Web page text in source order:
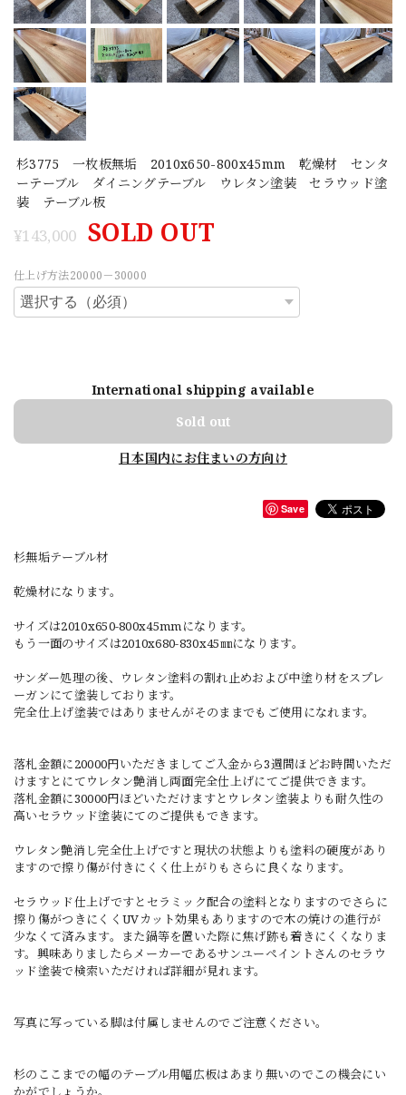
杉3775 一枚板無垢 2010x650-800x45mm 乾燥材 センタ
ーテーブル ダイニングテーブル ウレタン塗装 セラウッド塗
装 テーブル板
¥143,000 SOLD OUT
仕上げ方法20000－30000
International shipping available
Sold out
日本国内にお住まいの方向け
Save
杉無垢テーブル材
乾燥材になります。
サイズは2010x650-800x45mmになります。
もう一面のサイズは2010x680-830x45㎜になります。
サンダー処理の後、ウレタン塗料の割れ止めおよび中塗り材をスプレ
ーガンにて塗装しております。
完全仕上げ塗装ではありませんがそのままでもご使用になれます。
落札金額に20000円いただきましてご入金から3週間ほどお時間いただ
けますとにてウレタン艶消し両面完全仕上げにてご提供できます。
落札金額に30000円ほどいただけますとウレタン塗装よりも耐久性の
高いセラウッド塗装にてのご提供もできます。
ウレタン艶消し完全仕上げですと現状の状態よりも塗料の硬度があり
ますので擦り傷が付きにくく仕上がりもさらに良くなります。
セラウッド仕上げですとセラミック配合の塗料となりますのでさらに
擦り傷がつきにくくUVカット効果もありますので木の焼けの進行が
少なくて済みます。また鍋等を置いた際に焦げ跡も着きにくくなりま
す。興味ありましたらメーカーであるサンユーペイントさんのセラウ
ッド塗装で検索いただければ詳細が見れます。
写真に写っている脚は付属しませんのでご注意ください。
杉のここまでの幅のテーブル用幅広板はあまり無いのでこの機会にい
かがでしょうか。